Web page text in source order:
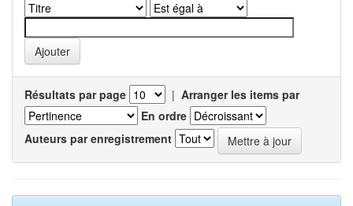
Résultats par page | Arranger les items par
En ordre
Auteurs par enregistrement